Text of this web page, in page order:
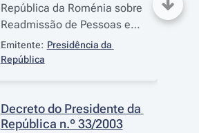
República da Roménia sobre
Readmissão de Pessoas em
Situação Irregular, assinado
em Lisboa em 26 de
Emitente: Presidência da
República
Decreto do Presidente da
República n.º 33/2003